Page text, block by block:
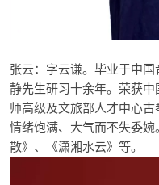
张云： 字云谦。 毕业于中国
静先生研习十余年。荣获
师高级及文旅部人才中心古
情绪饱满、大气而不失委婉
散》、《潇湘水云》等。